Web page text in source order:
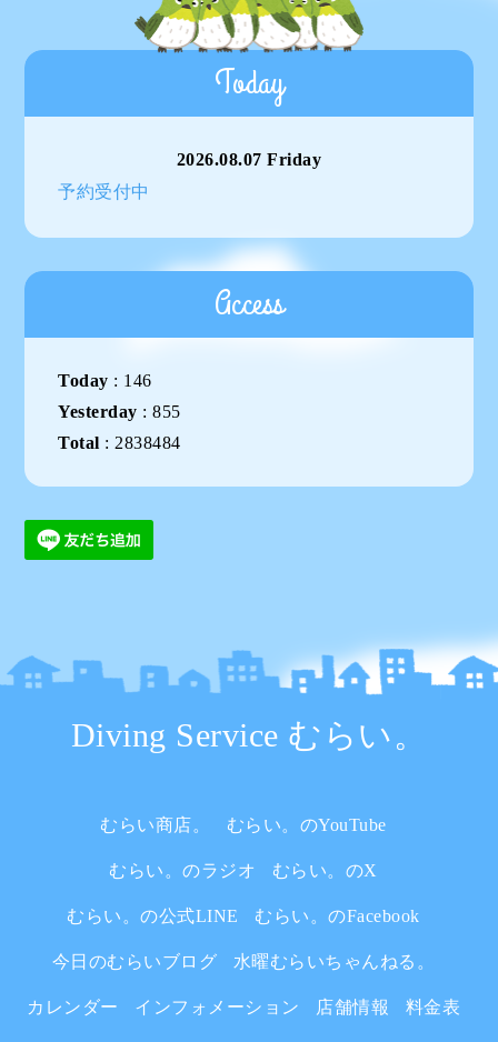
Today
2026.08.07 Friday
予約受付中
Access
Today : 146
Yesterday :855
Total : 2838484
Diving Service むらい。
むらい商店。 むらい。のYouTube
むらい。のラジオ むらい。のX
むらい。の公式LINE むらい。のFacebook
今日のむらいブログ 水曜むらいちゃんねる。
カレンダー インフォメーション 店舗情報 料金表